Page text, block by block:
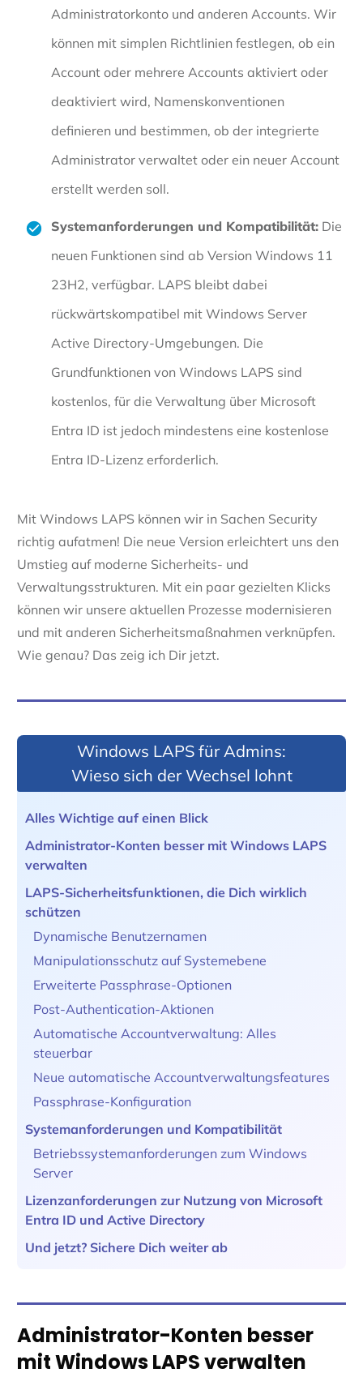
Administratorkonto und anderen Accounts. Wir
können mit simplen Richtlinien festlegen, ob ein
Account oder mehrere Accounts aktiviert oder
deaktiviert wird, Namenskonventionen
definieren und bestimmen, ob der integrierte
Administrator verwaltet oder ein neuer Account
erstellt werden soll.
Systemanforderungen und Kompatibilität: Die
neuen Funktionen sind ab Version Windows 11
23H2, verfügbar. LAPS bleibt dabei
rückwärtskompatibel mit Windows Server
Active Directory-Umgebungen. Die
Grundfunktionen von Windows LAPS sind
kostenlos, für die Verwaltung über Microsoft
Entra ID ist jedoch mindestens eine kostenlose
Entra ID-Lizenz erforderlich.
Mit Windows LAPS können wir in Sachen Security
richtig aufatmen! Die neue Version erleichtert uns den
Umstieg auf moderne Sicherheits- und
Verwaltungsstrukturen. Mit ein paar gezielten Klicks
können wir unsere aktuellen Prozesse modernisieren
und mit anderen Sicherheitsmaßnahmen verknüpfen.
Wie genau? Das zeig ich Dir jetzt.
Windows LAPS für Admins:
Wieso sich der Wechsel lohnt
Alles Wichtige auf einen Blick
Administrator-Konten besser mit Windows LAPS
verwalten
LAPS-Sicherheitsfunktionen, die Dich wirklich
schützen
Dynamische Benutzernamen
Manipulationsschutz auf Systemebene
Erweiterte Passphrase-Optionen
Post-Authentication-Aktionen
Automatische Accountverwaltung: Alles
steuerbar
Neue automatische Accountverwaltungsfeatures
Passphrase-Konfiguration
Systemanforderungen und Kompatibilität
Betriebssystemanforderungen zum Windows
Server
Lizenzanforderungen zur Nutzung von Microsoft
Entra ID und Active Directory
Und jetzt? Sichere Dich weiter ab
Administrator-Konten besser
mit Windows LAPS verwalten